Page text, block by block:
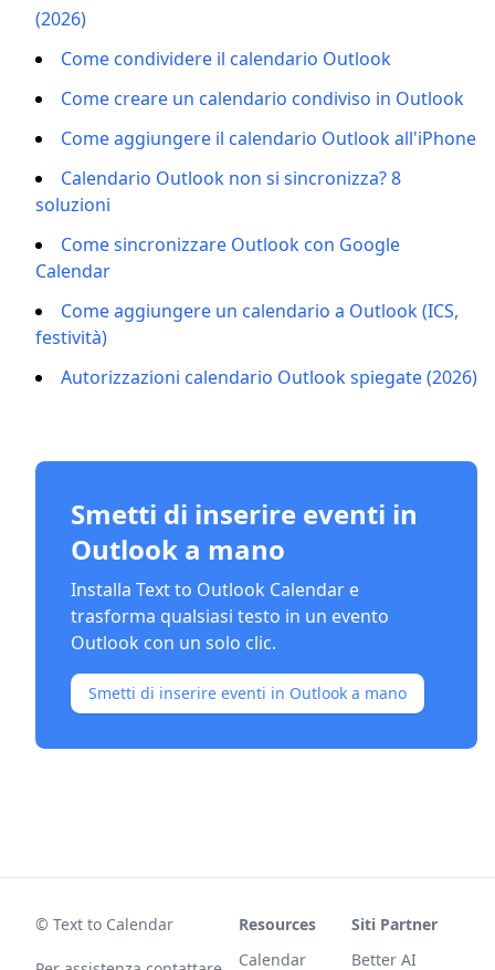
(2026)
Come condividere il calendario Outlook
Come creare un calendario condiviso in Outlook
Come aggiungere il calendario Outlook all'iPhone
Calendario Outlook non si sincronizza? 8
soluzioni
Come sincronizzare Outlook con Google
Calendar
Come aggiungere un calendario a Outlook (ICS,
festività)
Autorizzazioni calendario Outlook spiegate (2026)
Smetti di inserire eventi in
Outlook a mano
Installa Text to Outlook Calendar e
trasforma qualsiasi testo in un evento
Outlook con un solo clic.
Smetti di inserire eventi in Outlook a mano
© Text to Calendar
Resources
Calendar
Siti Partner
Better AI